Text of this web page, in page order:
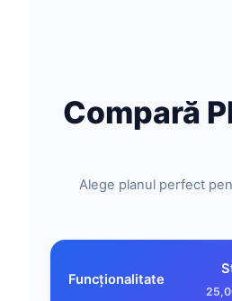
Compară
Alege planul perfect
Funcționalitate